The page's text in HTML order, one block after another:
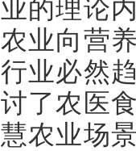
业的理论
农业向营
行业必然
讨了农医
慧农业场